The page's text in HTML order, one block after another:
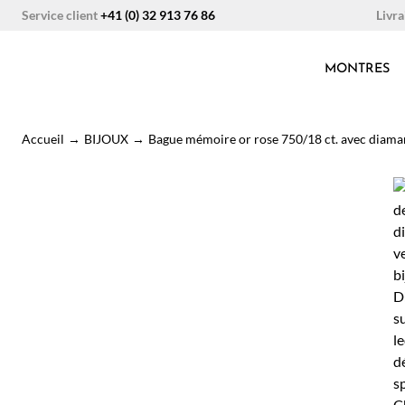
AllerService client+41 (0) 32 913 76 86
MONTRES
Accueil → BIJOUX → Bague mémoire or rose 750/18 ct. avec